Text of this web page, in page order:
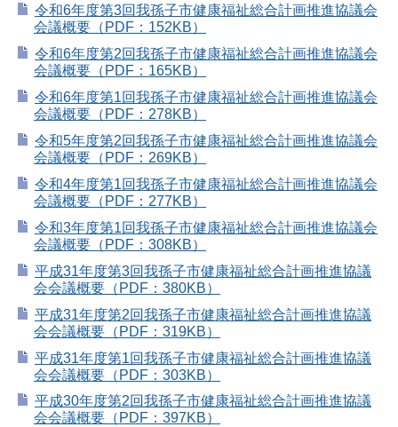
令和6年度第3回我孫子市健康福祉総合計画推進協議会
会議概要（PDF：152KB）
令和6年度第2回我孫子市健康福祉総合計画推進協議会
会議概要（PDF：165KB）
令和6年度第1回我孫子市健康福祉総合計画推進協議会
会議概要（PDF：278KB）
令和5年度第2回我孫子市健康福祉総合計画推進協議会
会議概要（PDF：269KB）
令和4年度第1回我孫子市健康福祉総合計画推進協議会
会議概要（PDF：277KB）
令和3年度第1回我孫子市健康福祉総合計画推進協議会
会議概要（PDF：308KB）
平成31年度第3回我孫子市健康福祉総合計画推進協議
会会議概要（PDF：380KB）
平成31年度第2回我孫子市健康福祉総合計画推進協議
会会議概要（PDF：319KB）
平成31年度第1回我孫子市健康福祉総合計画推進協議
会会議概要（PDF：303KB）
平成30年度第2回我孫子市健康福祉総合計画推進協議
会会議概要（PDF：397KB）